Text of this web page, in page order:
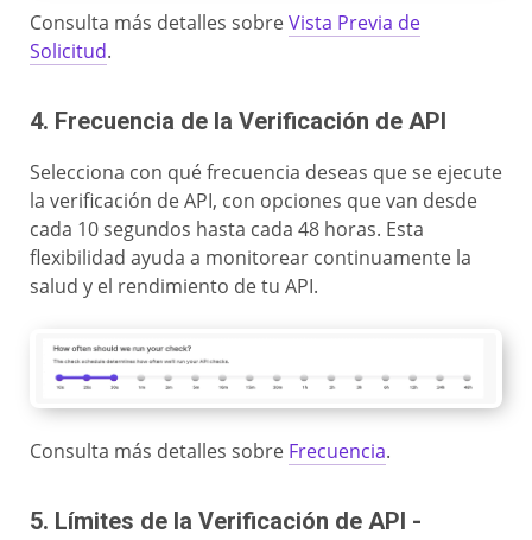
Consulta más detalles sobreVista Previa de
Solicitud.
4. Frecuencia de la Verificación de API
Selecciona con qué frecuencia deseas que se ejecute
la verificación de API, con opciones que van desde
cada 10 segundos hasta cada 48 horas. Esta
flexibilidad ayuda a monitorear continuamente la
salud y el rendimiento de tu API.
Consulta más detalles sobre Frecuencia.
5. Límites de la Verificación de API -